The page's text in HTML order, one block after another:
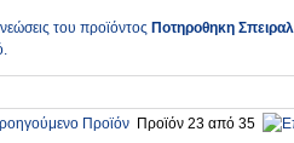
του προϊόντος Ποτηροθηκη Σπειραλ
Προϊόν 23 από 35